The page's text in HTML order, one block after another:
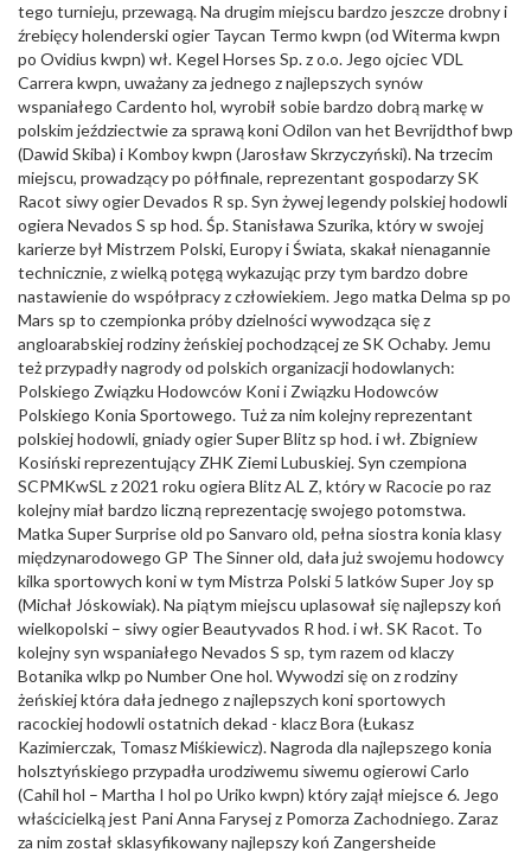
tego turnieju, przewagą. Na drugim miejscu bardzo jeszcze drobny i
źrebięcy holenderski ogier Taycan Termo kwpn (od Witerma kwpn
po Ovidius kwpn) wł. Kegel Horses Sp. z o.o. Jego ojciec VDL
Carrera kwpn, uważany za jednego z najlepszych synów
wspaniałego Cardento hol, wyrobił sobie bardzo dobrą markę w
polskim jeździectwie za sprawą koni Odilon van het Bevrijdthof bwp
(Dawid Skiba) i Komboy kwpn (Jarosław Skrzyczyński). Na trzecim
miejscu, prowadzący po półfinale, reprezentant gospodarzy SK
Racot siwy ogier Devados R sp. Syn żywej legendy polskiej hodowli
ogiera Nevados S sp hod. Śp. Stanisława Szurika, który w swojej
karierze był Mistrzem Polski, Europy i Świata, skakał nienagannie
technicznie, z wielką potęgą wykazując przy tym bardzo dobre
nastawienie do współpracy z człowiekiem. Jego matka Delma sp po
Mars sp to czempionka próby dzielności wywodząca się z
angloarabskiej rodziny żeńskiej pochodzącej ze SK Ochaby. Jemu
też przypadły nagrody od polskich organizacji hodowlanych:
Polskiego Związku Hodowców Koni i Związku Hodowców
Polskiego Konia Sportowego. Tuż za nim kolejny reprezentant
polskiej hodowli, gniady ogier Super Blitz sp hod. i wł. Zbigniew
Kosiński reprezentujący ZHK Ziemi Lubuskiej. Syn czempiona
SCPMKwSL z 2021 roku ogiera Blitz AL Z, który w Racocie po raz
kolejny miał bardzo liczną reprezentację swojego potomstwa.
Matka Super Surprise old po Sanvaro old, pełna siostra konia klasy
międzynarodowego GP The Sinner old, dała już swojemu hodowcy
kilka sportowych koni w tym Mistrza Polski 5 latków Super Joy sp
(Michał Jóskowiak). Na piątym miejscu uplasował się najlepszy koń
wielkopolski – siwy ogier Beautyvados R hod. i wł. SK Racot. To
kolejny syn wspaniałego Nevados S sp, tym razem od klaczy
Botanika wlkp po Number One hol. Wywodzi się on z rodziny
żeńskiej która dała jednego z najlepszych koni sportowych
racockiej hodowli ostatnich dekad - klacz Bora (Łukasz
Kazimierczak, Tomasz Miśkiewicz). Nagroda dla najlepszego konia
holsztyńskiego przypadła urodziwemu siwemu ogierowi Carlo
(Cahil hol – Martha I hol po Uriko kwpn) który zajął miejsce 6. Jego
właścicielką jest Pani Anna Farysej z Pomorza Zachodniego. Zaraz
za nim został sklasyfikowany najlepszy koń Zangersheide